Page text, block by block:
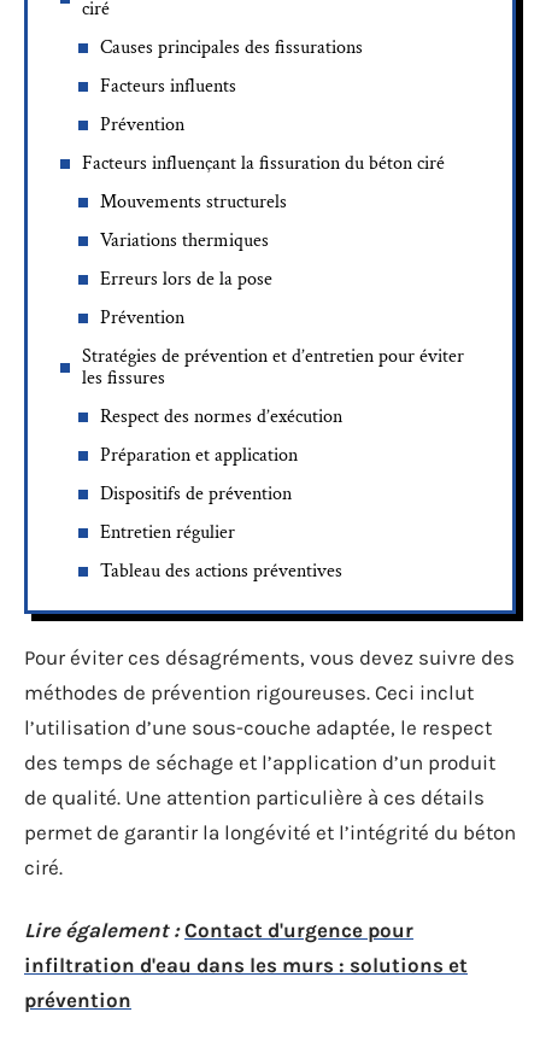
ciré
Causes principales des fissurations
Facteurs influents
Prévention
Facteurs influençant la fissuration du béton ciré
Mouvements structurels
Variations thermiques
Erreurs lors de la pose
Prévention
Stratégies de prévention et d’entretien pour éviter
les fissures
Respect des normes d’exécution
Préparation et application
Dispositifs de prévention
Entretien régulier
Tableau des actions préventives
Pour éviter ces désagréments, vous devez suivre des
méthodes de prévention rigoureuses. Ceci inclut
l’utilisation d’une sous-couche adaptée, le respect
des temps de séchage et l’application d’un produit
de qualité. Une attention particulière à ces détails
permet de garantir la longévité et l’intégrité du béton
ciré.
Lire également : Contact d'urgence pour
infiltration d'eau dans les murs : solutions et
prévention